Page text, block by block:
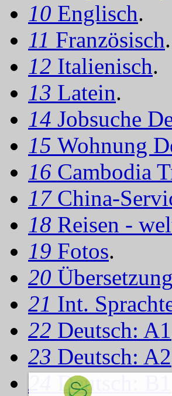
10 Englisch.
11 Französisch.
12 Italienisch.
13 Latein.
14 Jobsuche
15 Wohnung
16 Cambodia
17 China-
18 Reisen -
19 Fotos.
20
21 Int.
22 Deutsch: A1
23 Deutsch: A2
24
Deutsch: B1